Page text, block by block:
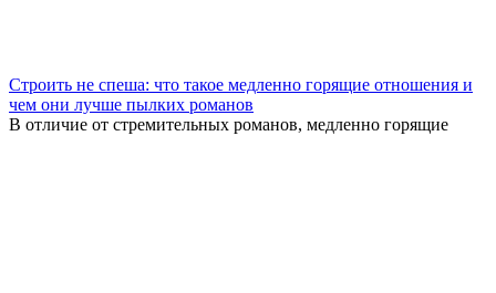
Строить не спеша: что такое медленно горящие отношения и
чем они лучше пылких романов
В отличие от стремительных романов, медленно горящие